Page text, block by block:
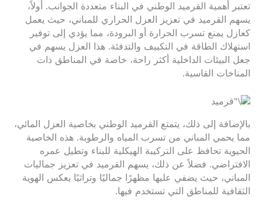
تعتبر أهمية القرميد الوطني في البناء متعددة الجوانب. أولاً،
يسهم القرميد في تعزيز العزل الحراري للمباني، حيث يعمل
كعازل يمنع تسرب الحرارة أو البرودة، مما يؤدي إلى توفير
استهلاك الطاقة في التكييف والتدفئة. هذا العزل يسهم في
جعل البيئات الداخلية أكثر راحة، خاصة في المناطق ذات
المناخات القاسية.
بالإضافة إلى ذلك، يتمتع القرميد الوطني بخاصية العزل المائي،
مما يحمي المباني من تسرب المياه والرطوبة. هذه الخاصية
الحيوية تحافظ على التركيبة الهيكلية للبناء وتطيل عمره
الافتراضي. فضلاً عن ذلك، يسهم القرميد في تعزيز جماليات
المباني، حيث يضفي عليها مظهرًا جماليًا وتراثيًا يعكس الهوية
الثقافية للمناطق التي تستخدم فيها.